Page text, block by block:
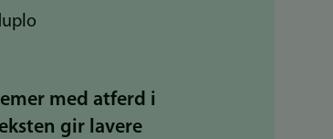
med atferd i
gir lavere